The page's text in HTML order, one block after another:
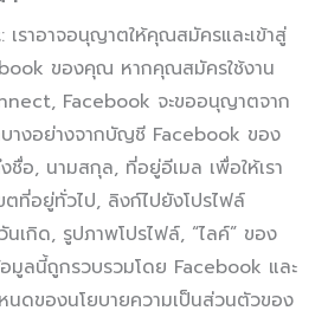
: เราอาจอนุญาตให้คุณสมัครและเข้าสู่
ของคุณ หากคุณสมัครใช้งาน
Facebook จะขออนุญาตจาก
างอย่างจากบัญชี Facebook ของ
ชื่อ, นามสกุล, ที่อยู่อีเมล เพื่อให้เรา
ที่อยู่ทั่วไป, ลิงก์ไปยังโปรไฟล์
นเกิด, รูปภาพโปรไฟล์, “ไลค์” ของ
มูลนี้ถูกรวบรวมโดย Facebook และ
หนดของนโยบายความเป็นส่วนตัวของ